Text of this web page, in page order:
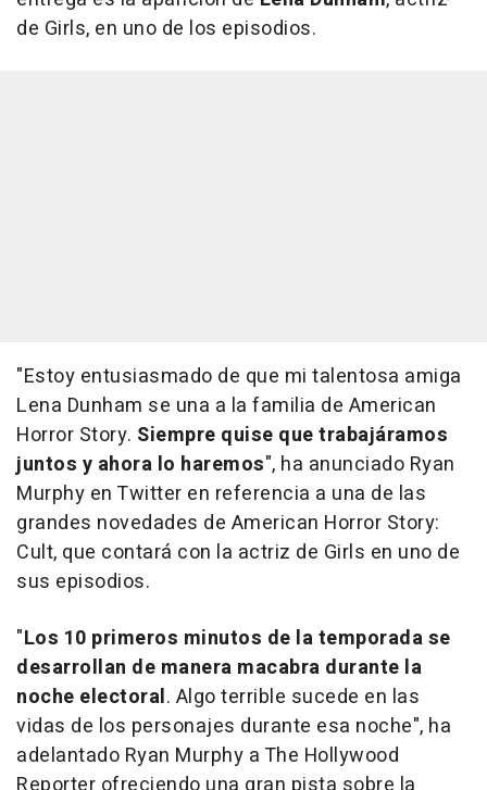
de Girls, en uno de los episodios.
"Estoy entusiasmado de que mi talentosa amiga
Lena Dunham se una a la familia de American
Horror Story. Siempre quise que trabajáramos
juntos y ahora lo haremos", ha anunciado Ryan
Murphy en Twitter en referencia a una de las
grandes novedades de American Horror Story:
Cult, que contará con la actriz de Girls en uno de
sus episodios.
"Los 10 primeros minutos de la temporada se
desarrollan de manera macabra durante la
noche electoral. Algo terrible sucede en las
vidas de los personajes durante esa noche", ha
adelantado Ryan Murphy a The Hollywood